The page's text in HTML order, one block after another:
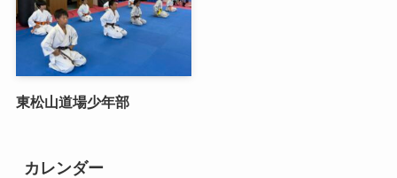
東松山道場少年部
カレンダー